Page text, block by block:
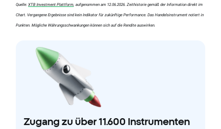
Quelle: XTB Investment Plattform, aufgenommen am 12.06.2026. Zeithistorie gemäß der Information direkt im
Chart. Vergangene Ergebnisse sind kein Indikator für zukünftige Performance. Das Handelsinstrument notiert in
Punkten. Mögliche Währungsschwankungen können sich auf die Rendite auswirken.
Zugang zu über 11.600 Instrumenten